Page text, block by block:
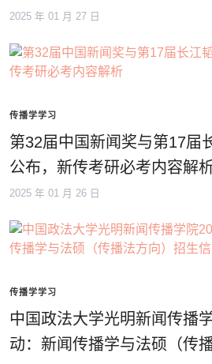
2025 年 01 月 27 日
传播学学习
第32届中国新闻奖与第17届
公布，新传考研必考内容解
2025 年 01 月 26 日
传播学学习
中国政法大学光明新闻传播
动：新闻传播学与法硕（传